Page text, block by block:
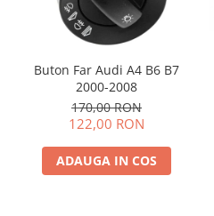
Buton Far Audi A4 B6 B7
2000-2008
170,00 RON
122,00 RON
ADAUGA IN COS